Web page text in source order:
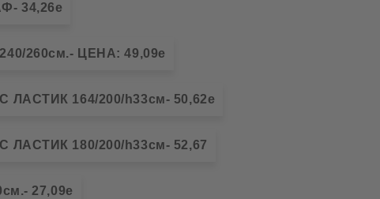
34,26е
260см.- ЦЕНА: 49,09е
164/200/h33см- 50,62е
180/200/h33см- 52,67
27,09е